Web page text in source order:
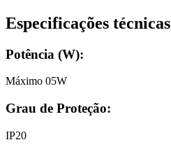
Especificações técnicas
Potência (W):
Máximo 05W
Grau de Proteção:
IP20